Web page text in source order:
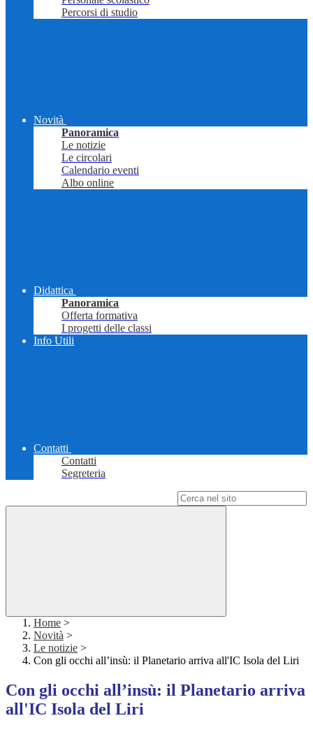
Percorsi di studio
Novità
Panoramica
Le notizie
Le circolari
Calendario eventi
Albo online
Didattica
Panoramica
Offerta formativa
I progetti delle classi
Info Utili
Contatti
Contatti
Segreteria
Home >
Novità >
Le notizie >
Con gli occhi all’insù: il Planetario arriva all'IC Isola del Liri
Con gli occhi all’insù: il Planetario arriva
all'IC Isola del Liri